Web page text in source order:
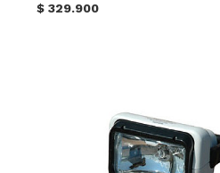
$329.900